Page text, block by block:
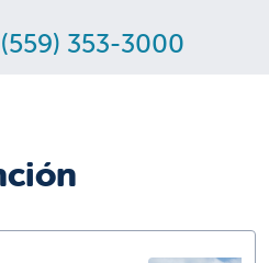
(559) 353-3000